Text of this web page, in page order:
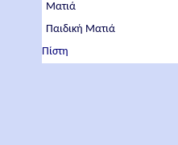
Ματιά
Παιδική Ματιά
Πίστη